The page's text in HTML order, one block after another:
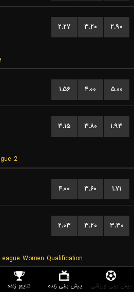
۲.۲۷ ۳.۲۰ ۲.۹۰
۱.۵۶ ۴.۰۰ ۵.۰۰
۳.۱۵ ۳.۸۰ ۱.۹۳
2
۴.۰۰ ۳.۶۰ ۱.۷۱
۲.۰۳ ۳.۲۰ ۳.۳۰
Women Qualification
۱.۱۴ ۶.۰۰ ۱۱.۰۰
پیش بینی ورزشی پیش بینی زنده نتایج زنده